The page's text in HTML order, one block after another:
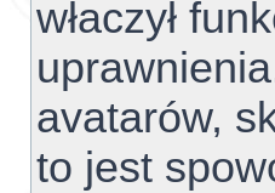
właczył
avatarów,
to jest